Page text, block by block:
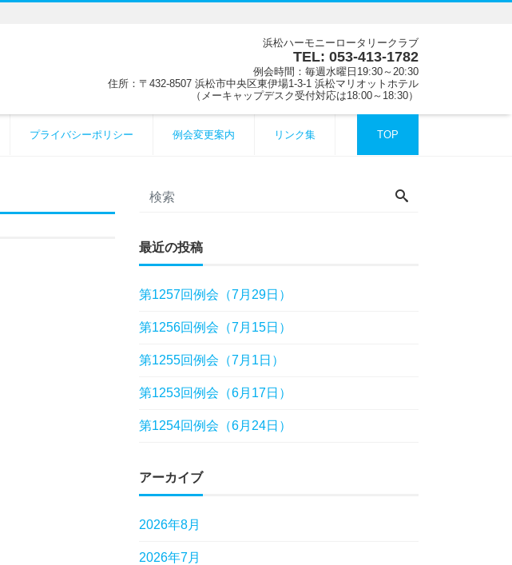
浜松ハーモニーロータリークラブ
TEL: 053-413-1782
例会時間：毎週水曜日19:30～20:30
住所：〒432-8507 浜松市中央区東伊場1-3-1 浜松マリオットホテル
（メーキャップデスク受付対応は18:00～18:30）
プライバシーポリシー 例会変更案内 リンク集 TOP
最近の投稿
第1257回例会（7月29日）
第1256回例会（7月15日）
第1255回例会（7月1日）
第1253回例会（6月17日）
第1254回例会（6月24日）
アーカイブ
2026年8月
2026年7月